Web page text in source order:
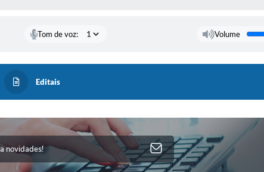
Tom de voz: Volume
Editais